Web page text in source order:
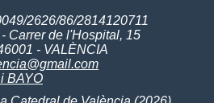
2626/86/2814120711
Carrer de l'Hospital, 15
- VALÈNCIA
BAYO